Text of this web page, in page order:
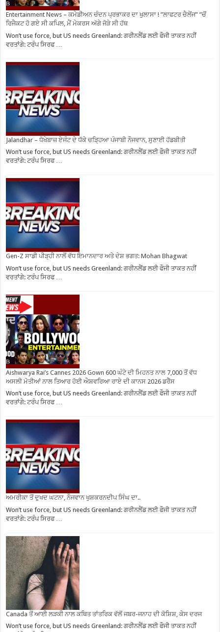
Entertainment News – ਕਮੇਡੀਅਨ ਚੰਦਨ ਪ੍ਰਭਾਕਰ ਦਾ ਖੁਲਾਸਾ ! ”ਲਾਫਟਰ ਚੈਲੇਂਜ” ”ਚੋਂ
ਰਿਜੈਕਟ ਹੋ ਗਏ ਸੀ ਕਪਿਲ, ਮੈਂ ਮੇਕਰਸ ਅੱਗੇ ਜੋੜੇ ਸੀ ਹੱਥ
Won’t use force, but US needs Greenland: ਗਰੀਨਲੈਂਡ ਲਈ ਫੌਜੀ ਤਾਕਤ ਨਹੀਂ
ਵਰਤਾਂਗੇ: ਟਰੰਪ ਸਿਰਫ …
Jalandhar – ਧੋਖੇਬਾਜ਼ ਏਜੰਟ ਦੇ ਧੱਕੇ ਚੜ੍ਹਿਆ ਪੰਜਾਬੀ ਨੌਜਵਾਨ, ਸੁਣਾਈ ਹੱਡਬੀਤੀ
Won’t use force, but US needs Greenland: ਗਰੀਨਲੈਂਡ ਲਈ ਫੌਜੀ ਤਾਕਤ ਨਹੀਂ
ਵਰਤਾਂਗੇ: ਟਰੰਪ ਸਿਰਫ …
Gen-Z ਸਾਡੀ ਪੀੜ੍ਹੀ ਨਾਲੋਂ ਵੱਧ ਇਮਾਨਦਾਰ ਅਤੇ ਦੇਸ਼ ਭਗਤ: Mohan Bhagwat
Won’t use force, but US needs Greenland: ਗਰੀਨਲੈਂਡ ਲਈ ਫੌਜੀ ਤਾਕਤ ਨਹੀਂ
ਵਰਤਾਂਗੇ: ਟਰੰਪ ਸਿਰਫ …
Aishwarya Rai’s Cannes 2026 Gown 600 ਘੰਟੇ ਦੀ ਮਿਹਨਤ ਨਾਲ 7,000 ਤੋਂ ਵੱਧ
ਅਸਲੀ ਮੋਤੀਆਂ ਨਾਲ ਤਿਆਰ ਹੋਈ ਐਸ਼ਵਰਿਆ ਰਾਏ ਦੀ ਕਾਨਸ 2026 ਡਰੈੱਸ
Won’t use force, but US needs Greenland: ਗਰੀਨਲੈਂਡ ਲਈ ਫੌਜੀ ਤਾਕਤ ਨਹੀਂ
ਵਰਤਾਂਗੇ: ਟਰੰਪ ਸਿਰਫ …
ਅਮਰੀਕਾ ਤੋਂ ਦੁਖਦ ਘਟਨਾ, ਨੌਜਵਾਨ ਖੁਸ਼ਕਰਨਦੀਪ ਸਿੰਘ ਦਾ..
Won’t use force, but US needs Greenland: ਗਰੀਨਲੈਂਡ ਲਈ ਫੌਜੀ ਤਾਕਤ ਨਹੀਂ
ਵਰਤਾਂਗੇ: ਟਰੰਪ ਸਿਰਫ …
Canada ਤੋਂ ਆਈ ਲੜਕੀ ਨਾਲ ਕਥਿਤ ਤਾਂਤਰਿਕ ਵੱਲੋਂ ਜਬਰ-ਜਨਾਹ ਦੀ ਕੋਸ਼ਿਸ਼, ਕੇਸ ਦਰਜ
Won’t use force, but US needs Greenland: ਗਰੀਨਲੈਂਡ ਲਈ ਫੌਜੀ ਤਾਕਤ ਨਹੀਂ